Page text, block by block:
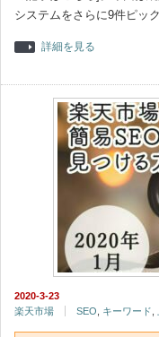
システムをさらに9件ピッ
詳細を見る
2020-3-23
楽天市場
SEO キーワード